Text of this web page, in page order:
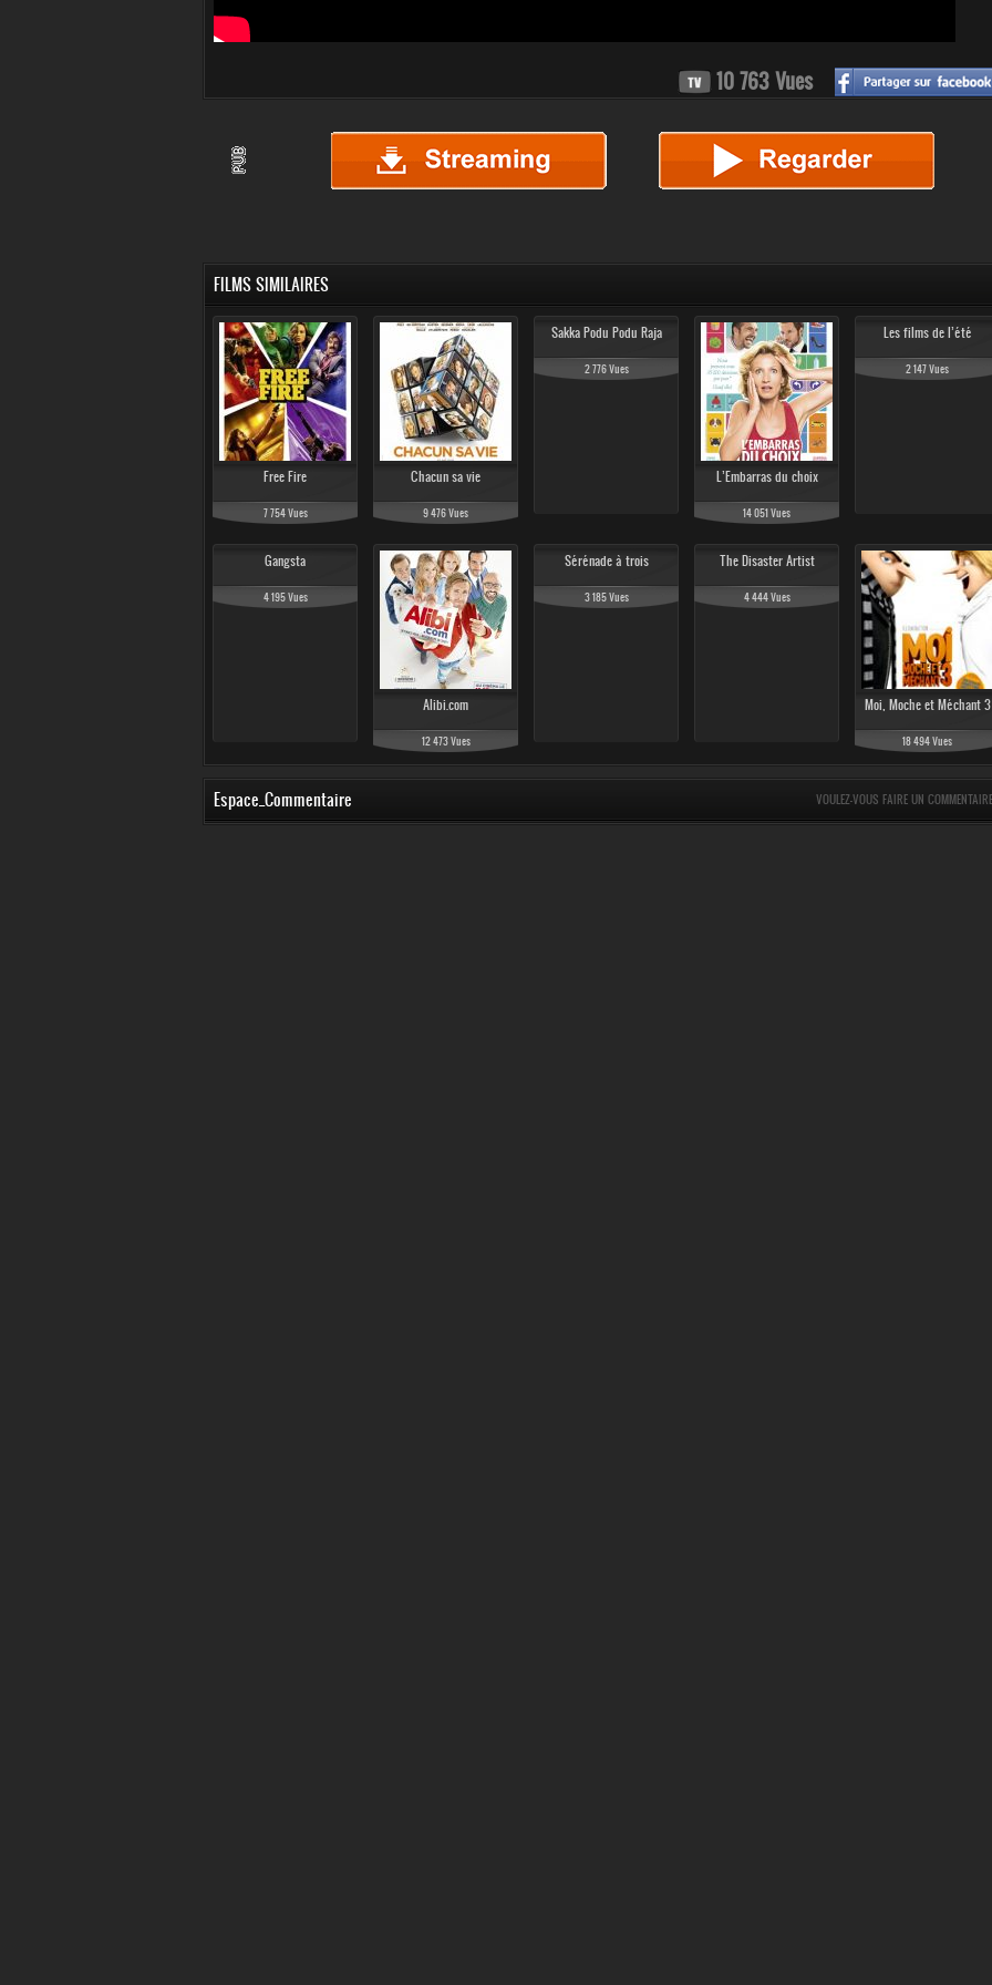
10 763 Vues
FILMS SIMILAIRES
Free Fire
7 754 Vues
Chacun sa vie
9 476 Vues
Sakka Podu Podu Raja
2 776 Vues
L’Embarras du choix
14 051 Vues
Les films de l’été
2 147 Vues
Gangsta
4 195 Vues
Alibi.com
12 473 Vues
Sérénade à trois
3 185 Vues
The Disaster Artist
4 444 Vues
Moi, Moche et Méchant 3
18 494 Vues
Espace_Commentaire VOULEZ-VOUS FAIRE UN